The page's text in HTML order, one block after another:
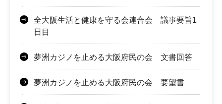
全大阪生活と健康を守る会連合会 議事要旨1
日目
夢洲カジノを止める大阪府民の会 文書回答
夢洲カジノを止める大阪府民の会 要望書